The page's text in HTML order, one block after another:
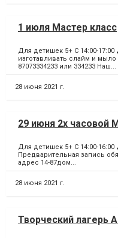
1 июля Мастер класс
Для детишек 5+ С 14:00-17:00
изготавливать слайм и
87073334233 или 334233 Наш...
28 июня 2021 г.
29 июня 2х часовой
Для детишек 5+ С 14:00-
Предварительная запись
адрес 14-87дом...
28 июня 2021 г.
Творческий лагерь